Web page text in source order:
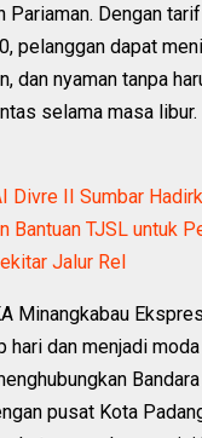
Pariaman. Dengan
pelanggan dapat
dan nyaman tanpa
selama masa libur.
Divre II Sumbar
Bantuan TJSL untuk
Jalur Rel
Minangkabau
hari dan menjadi
pusat Kota